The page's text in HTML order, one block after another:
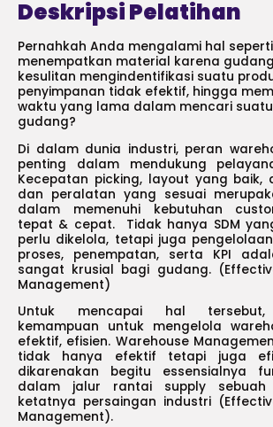
Deskripsi Pelatihan
Pernahkah Anda mengalami hal
menempatkan material karena
kesulitan mengindentifikasi suatu
penyimpanan tidak efektif, hingga
waktu yang lama dalam mencari
gudang?
Di dalam dunia industri, peran
penting dalam mendukung
Kecepatan picking, layout yang baik,
dan peralatan yang sesuai
dalam memenuhi kebutuhan
tepat & cepat. Tidak hanya SDM
perlu dikelola, tetapi juga
proses, penempatan, serta KPI
sangat krusial bagi gudang.
Management)
Untuk mencapai hal tersebut,
kemampuan untuk mengelola
efektif, efisien. Warehouse
tidak hanya efektif tetapi juga
dikarenakan begitu essensialnya
dalam jalur rantai supply sebuah
ketatnya persaingan industri
Management).